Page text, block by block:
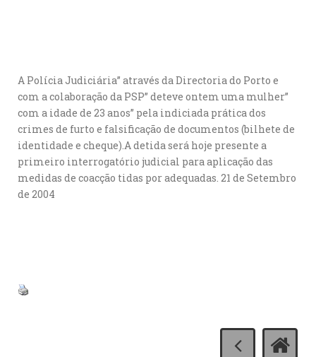
A Polícia Judiciária” através da Directoria do Porto e
com a colaboração da PSP” deteve ontem uma mulher”
com a idade de 23 anos” pela indiciada prática dos
crimes de furto e falsificação de documentos (bilhete de
identidade e cheque).A detida será hoje presente a
primeiro interrogatório judicial para aplicação das
medidas de coacção tidas por adequadas. 21 de Setembro
de 2004